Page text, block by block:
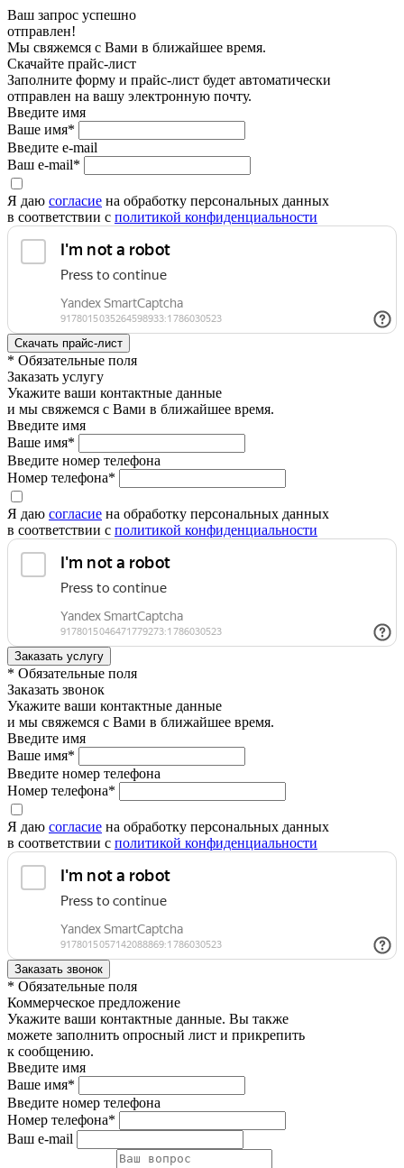
Ваш запрос успешно
отправлен!
Мы свяжемся с Вами в ближайшее время.
Скачайте прайс-лист
Заполните форму и прайс-лист будет автоматически
отправлен на вашу электронную почту.
Введите имя
Ваше имя*
Введите e-mail
Ваш e-mail*
Я даю согласие на обработку персональных данных
в соответствии с политикой конфиденциальности
* Обязательные поля
Заказать услугу
Укажите ваши контактные данные
и мы свяжемся с Вами в ближайшее время.
Введите имя
Ваше имя*
Введите номер телефона
Номер телефона*
Я даю согласие на обработку персональных данных
в соответствии с политикой конфиденциальности
* Обязательные поля
Заказать звонок
Укажите ваши контактные данные
и мы свяжемся с Вами в ближайшее время.
Введите имя
Ваше имя*
Введите номер телефона
Номер телефона*
Я даю согласие на обработку персональных данных
в соответствии с политикой конфиденциальности
* Обязательные поля
Коммерческое предложение
Укажите ваши контактные данные. Вы также
можете заполнить опросный лист и прикрепить
к сообщению.
Введите имя
Ваше имя*
Введите номер телефона
Номер телефона*
Ваш e-mail